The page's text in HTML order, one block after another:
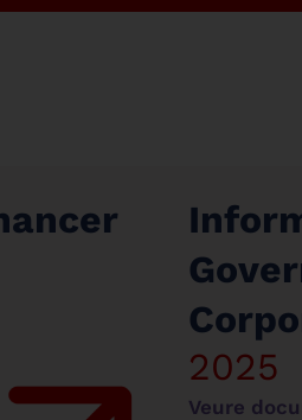
2025
Veure